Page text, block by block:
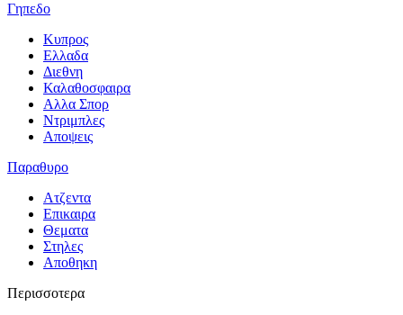
Γηπεδο
Κυπρος
Ελλαδα
Διεθνη
Καλαθοσφαιρα
Αλλα Σπορ
Ντριμπλες
Αποψεις
Παραθυρο
Ατζεντα
Επικαιρα
Θεματα
Στηλες
Αποθηκη
Περισσοτερα